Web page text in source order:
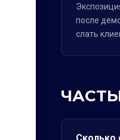
после
слать